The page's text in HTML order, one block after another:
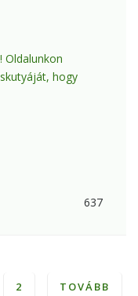
Oldalunkon
hogy
637
2 TOVÁBB